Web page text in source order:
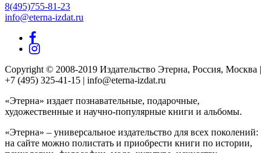
8(495)755-81-23
info@eterna-izdat.ru
Copyright © 2008-2019 Издательство Этерна, Россия, Москва |
+7 (495) 325-41-15 | info@eterna-izdat.ru
«Этерна» издает познавательные, подарочные,
художественные и научно-популярные книги и альбомы.
«Этерна» – универсальное издательство для всех поколений:
на сайте можно полистать и приобрести книги по истории,